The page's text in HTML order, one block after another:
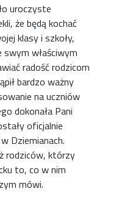
uroczyste
że będą kochać
klasy i szkoły,
swym właściwym
radość rodzicom
bardzo ważny
na uczniów
dokonała Pani
oficjalnie
Dziemianach.
rodziców, którzy
to, co w nim
mówi.